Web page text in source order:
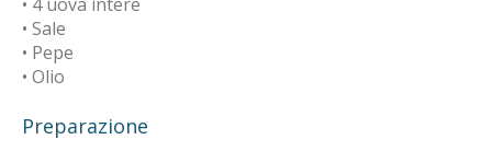
• Sale
• Pepe
• Olio
Preparazione